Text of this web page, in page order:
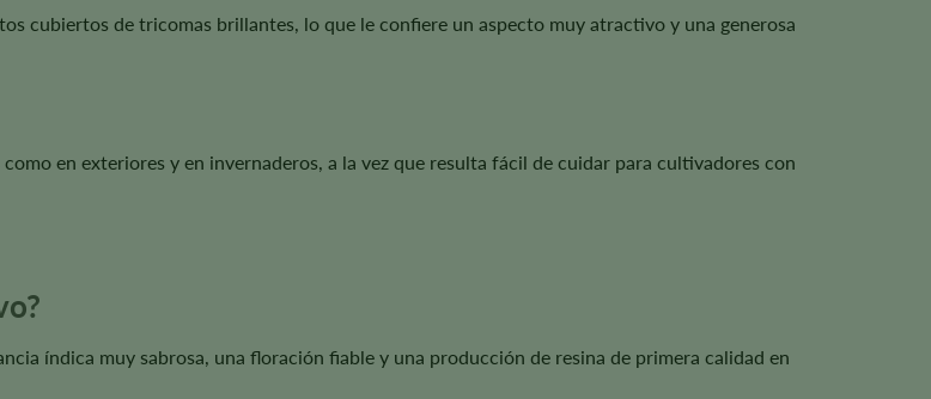
cubiertos de tricomas brillantes, lo que le confiere un aspecto muy atractivo y una generosa
en exteriores y en invernaderos, a la vez que resulta fácil de cuidar para cultivadores con
índica muy sabrosa, una floración fiable y una producción de resina de primera calidad en